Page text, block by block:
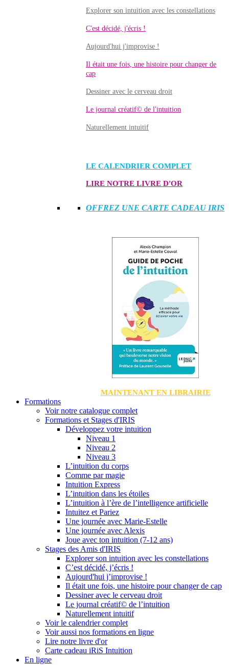
Explorer son intuition avec les constellations
C'est décidé, j'écris !
Aujourd'hui j'improvise !
Il était une fois, une histoire pour changer de
cap
Dessiner avec le cerveau droit
Le journal créatif© de l'intuition
Naturellement intuitif
LE CALENDRIER COMPLET
LIRE NOTRE LIVRE D'OR
OFFREZ UNE CARTE CADEAU IRIS
MAINTENANT EN LIBRAIRIE
Formations
Voir notre catalogue complet
Formations et Stages d'IRIS
Développez votre intuition
Niveau 1
Niveau 2
Niveau 3
L’intuition du corps
Comme par magie
Intuition Express
L’intuition dans les étoiles
L’intuition à l’ère de l’intelligence artificielle
Intuitez et Pariez
Une journée avec Marie-Estelle
Une journée avec Alexis
Joue avec ton intuition (7-12 ans)
Stages des Amis d'IRIS
Explorer son intuition avec les constellations
C’est décidé, j’écris !
Aujourd'hui j’improvise !
Il était une fois, une histoire pour changer de cap
Dessiner avec le cerveau droit
Le journal créatif© de l’intuition
Naturellement intuitif
Voir le calendrier complet
Voir aussi nos formations en ligne
Lire notre livre d'or
Carte cadeau iRiS Intuition
En ligne